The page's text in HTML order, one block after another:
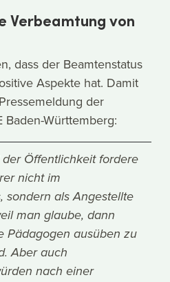
Verbeamtung von
dass der Beamtenstatus
Aspekte hat. Damit
der
Baden-Württemberg:
Öffentlichkeit fordere
nicht im
sondern als Angestellte
man glaube, dann
Pädagogen ausüben zu
Aber auch
nach einer